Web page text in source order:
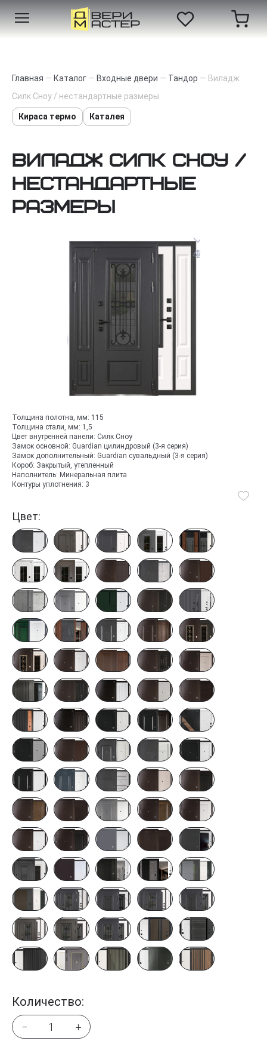
Главная — Каталог — Входные двери — Тандор — Виладж
Силк Сноу / нестандартные размеры
Кираса термо Каталея
Виладж Силк Сноу /
нестандартные
размеры
Толщина полотна, мм: 115
Толщина стали, мм: 1,5
Цвет внутренней панели: Силк Сноу
Замок основной: Guardian цилиндровый (3-я серия)
Замок дополнительный: Guardian сувальдный (3-я серия)
Короб: Закрытый, утепленный
Наполнитель: Минеральная плита
Контуры уплотнения: 3
Цвет:
Количество:
− +